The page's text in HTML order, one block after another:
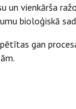
vienkārša
bioloģiskā
gan